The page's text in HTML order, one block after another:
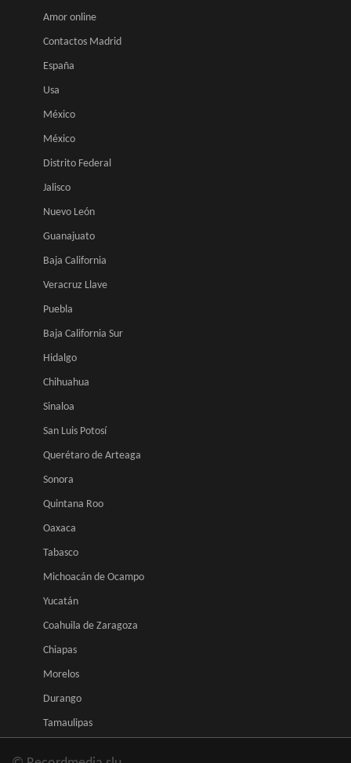
Amor online
Contactos Madrid
España
Usa
México
México
Distrito Federal
Jalisco
Nuevo León
Guanajuato
Baja California
Veracruz Llave
Puebla
Baja California Sur
Hidalgo
Chihuahua
Sinaloa
San Luis Potosí
Querétaro de Arteaga
Sonora
Quintana Roo
Oaxaca
Tabasco
Michoacán de Ocampo
Yucatán
Coahuila de Zaragoza
Chiapas
Morelos
Durango
Tamaulipas